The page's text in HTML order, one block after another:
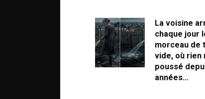
La voisine
chaque jour
morceau de
vide, où rien
poussé
années…